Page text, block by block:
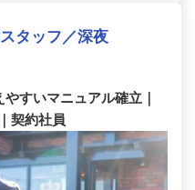
タッフ／深夜
すいマニュアル確立｜
契約社員